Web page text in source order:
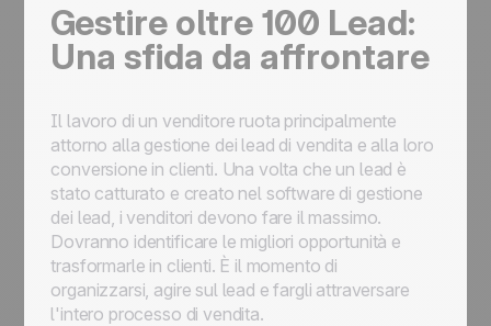
Gestire oltre 100 Lead:
Una sfida da affrontare
Il lavoro di un venditore ruota principalmente
attorno alla gestione dei lead di vendita e alla loro
conversione in clienti. Una volta che un lead è
stato catturato e creato nel software di gestione
dei lead, i venditori devono fare il massimo.
Dovranno identificare le migliori opportunità e
trasformarle in clienti. È il momento di
organizzarsi, agire sul lead e fargli attraversare
l'intero processo di vendita.